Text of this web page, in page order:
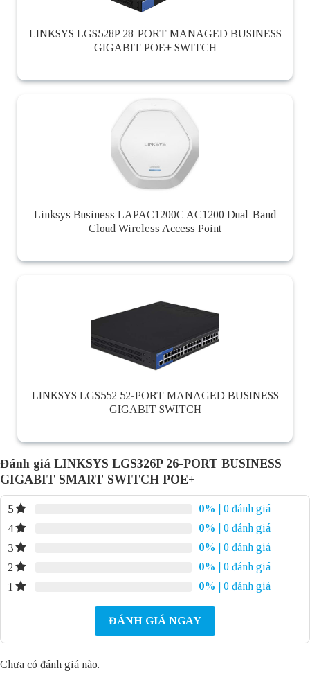
LINKSYS LGS528P 28-PORT MANAGED BUSINESS
GIGABIT POE+ SWITCH
Linksys Business LAPAC1200C AC1200 Dual-Band
Cloud Wireless Access Point
LINKSYS LGS552 52-PORT MANAGED BUSINESS
GIGABIT SWITCH
Đánh giá LINKSYS LGS326P 26-PORT BUSINESS
GIGABIT SMART SWITCH POE+
5 0%
| 0 đánh giá
4
0%
| 0 đánh giá
3
0%
| 0 đánh giá
2
0%
| 0 đánh giá
1
0% | 0 đánh giá
ĐÁNH GIÁ NGAY
Chưa có đánh giá nào.